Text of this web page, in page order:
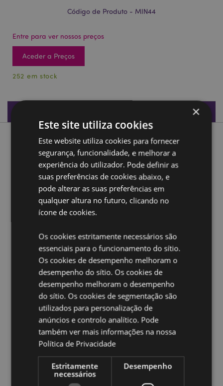
Código de Produto - MIN44
Entre para ver nossos preços
Aceder a Preços
252 em stock
Descrição do Produto
Colar com Pedra Rúnica
Material:Pedras preciosas, metal e cordão encerado
Mistura de pedras preciosas: TBC
Informação sobre produtos:
cor em relação às da fotografia.
Ampliar informação:
Quer saber mais acerca de comprar na Puckator?
Guia de informação para o cliente.
Caracteristicas do Produto
Informação
Altura 2-3cm Largura 2-3cm Profundidade 1-
5055071787256
72
0.063000
×
Este site utiliza cookies
Este website utiliza cookies para fornecer
segurança, funcionalidade, e melhorar a
experiência do utilizador. Pode definir as
suas preferências de cookies abaixo, e
pode alterar as suas preferências em
qualquer altura no futuro, clicando no
ícone de cookies.
Os cookies estritamente necessários são
essenciais para o funcionamento do sítio.
Os cookies de desempenho melhoram o
desempenho do sítio. Os cookies de
desempenho melhoram o desempenho
do sítio. Os cookies de segmentação são
utilizados para personalização de
anúncios e controlo analítico. Pode
também ver mais informações na nossa
Política de Privacidade
Estritamente
necessários
Desempenho